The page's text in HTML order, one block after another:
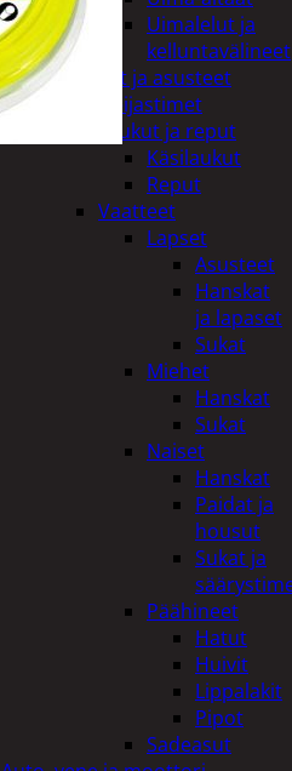
Uimalelut ja
kelluntavälineet
Vaatteet ja asusteet
Heijastimet
Laukut ja reput
Käsilaukut
Reput
Vaatteet
Lapset
Asusteet
Hanskat
ja lapaset
Sukat
Miehet
Hanskat
Sukat
Naiset
Hanskat
Paidat ja
housut
Sukat ja
Päähineet
Hatut
Huivit
Lippalakit
Pipot
Sadeasut